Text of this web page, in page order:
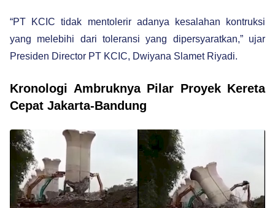
“PT KCIC tidak mentolerir adanya kesalahan kontruksi
yang melebihi dari toleransi yang dipersyaratkan,” ujar
Presiden Director PT KCIC, Dwiyana Slamet Riyadi.
Kronologi Ambruknya Pilar Proyek Kereta
Cepat Jakarta-Bandung